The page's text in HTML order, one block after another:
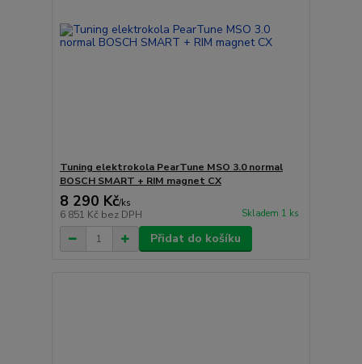
Tuning elektrokola PearTune MSO 3.0 normal
BOSCH SMART + RIM magnet CX
8 290 Kč/ks
6 851 Kč bez DPH Skladem 1 ks
Přidat do košíku